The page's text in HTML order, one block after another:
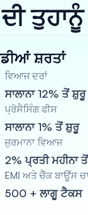
ਸ਼ਰਤਾਂ
ਵਿਆਜ ਦਰਾਂ
ਸਾਲਾਨਾ 12% ਤੋਂ
ਪ੍ਰੋਸੈਸਿੰਗ ਫੀਸ
ਸਾਲਾਨਾ 1% ਤੋਂ ਸ਼ੁਰੂ
ਜੁਰਮਾਨਾ ਵਿਆਜ
2% ਪ੍ਰਤੀ ਮਹੀਨਾ
EMI ਅਤੇ ਚੈੱਕ ਬਾਊਂਸ
500 + ਲਾਗੂ ਟੈਕਸ